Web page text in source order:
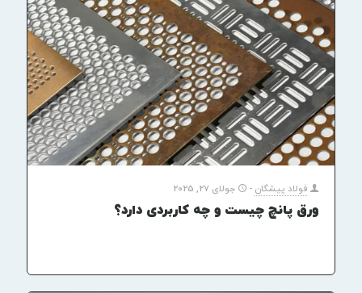
فولاد پیشگان - جولای 27, 2025
ورق پانچ چیست و چه کاربردی دارد؟